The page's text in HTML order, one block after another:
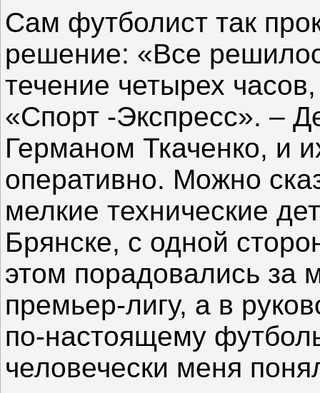
Сам футболист так
решение: «Все
течение четырех
«Спорт -Экспресс». –
Германом Ткаченко, и
оперативно. Можно
мелкие технические
Брянске, с одной
этом порадовались за
премьер-лигу, а в
по-настоящему
человечески меня